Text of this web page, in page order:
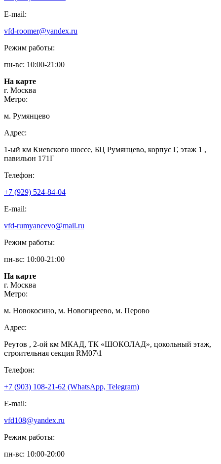
E-mail:
vfd-roomer@yandex.ru
Режим работы:
пн-вс: 10:00-21:00
На карте
г. Москва
Метро:
м. Румянцево
Адрес:
1-ый км Киевского шоссе, БЦ Румянцево, корпус Г, этаж 1 ,
павильон 171Г
Телефон:
+7 (929) 524-84-04
E-mail:
vfd-rumyancevo@mail.ru
Режим работы:
пн-вс: 10:00-21:00
На карте
г. Москва
Метро:
м. Новокосино, м. Новогиреево, м. Перово
Адрес:
Реутов , 2-ой км МКАД, ТК «ШОКОЛАД», цокольный этаж,
строительная секция RM07\1
Телефон:
+7 (903) 108-21-62 (WhatsApp, Telegram)
E-mail:
vfd108@yandex.ru
Режим работы:
пн-вс: 10:00-20:00